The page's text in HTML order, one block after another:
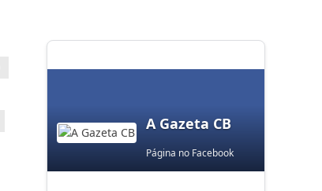
A Gazeta CB
Página no Facebook